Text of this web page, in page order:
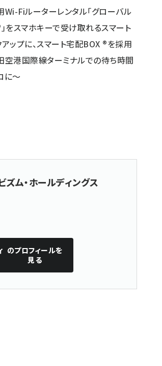
Wi-Fiルーターレンタル「グローバル
をスマホキーで受け取れるスマート
アップに、スマート宅配BOX ®を採用
空港国際線ターミナルでの待ち時間
に～
ム・ホールディングス
のプロフィールを
見る